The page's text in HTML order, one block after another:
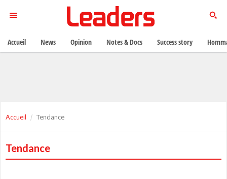
Accueil Tendance
Tendance
Accueil News Opinion Notes & Docs Success story